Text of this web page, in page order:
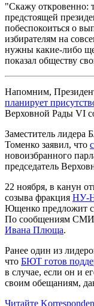
"Скажу откровенно:
предстоящей
побеспокоиться о
избирателям на
нужны какие-либо
показал обществу
Напомним,
планирует
Верховной Рады VI
Заместитель лидера
Томенко заявил, что
новоизбранного
председатель
22 ноября, в канун
созыва фракция НУ-
Ющенко предложит
По сообщениям
Ивана Плющa.
Ранее один из
что БЮТ готов
в случае, если он и
своим обещаниям,
Читайте